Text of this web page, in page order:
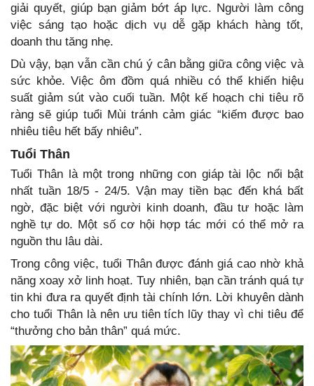
giải quyết, giúp bạn giảm bớt áp lực. Người làm công
việc sáng tạo hoặc dịch vụ dễ gặp khách hàng tốt,
doanh thu tăng nhẹ.
Dù vậy, bạn vẫn cần chú ý cân bằng giữa công việc và
sức khỏe. Việc ôm đồm quá nhiều có thể khiến hiệu
suất giảm sút vào cuối tuần. Một kế hoạch chi tiêu rõ
ràng sẽ giúp tuổi Mùi tránh cảm giác “kiếm được bao
nhiêu tiêu hết bấy nhiêu”.
Tuổi Thân
Tuổi Thân là một trong những con giáp tài lộc nổi bật
nhất tuần 18/5 - 24/5. Vận may tiền bạc đến khá bất
ngờ, đặc biệt với người kinh doanh, đầu tư hoặc làm
nghề tự do. Một số cơ hội hợp tác mới có thể mở ra
nguồn thu lâu dài.
Trong công việc, tuổi Thân được đánh giá cao nhờ khả
năng xoay xở linh hoạt. Tuy nhiên, bạn cần tránh quá tự
tin khi đưa ra quyết định tài chính lớn. Lời khuyên dành
cho tuổi Thân là nên ưu tiên tích lũy thay vì chi tiêu để
“thưởng cho bản thân” quá mức.